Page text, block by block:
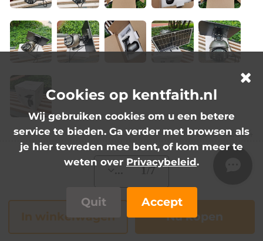
30-04-2024
... 1/7
In winkelwagen Nu kopen
Cookies op kentfaith.nl
Wij gebruiken cookies om u een betere
service te bieden. Ga verder met browsen als
je hier tevreden mee bent, of kom meer te
weten over Privacybeleid.
Quit Accept